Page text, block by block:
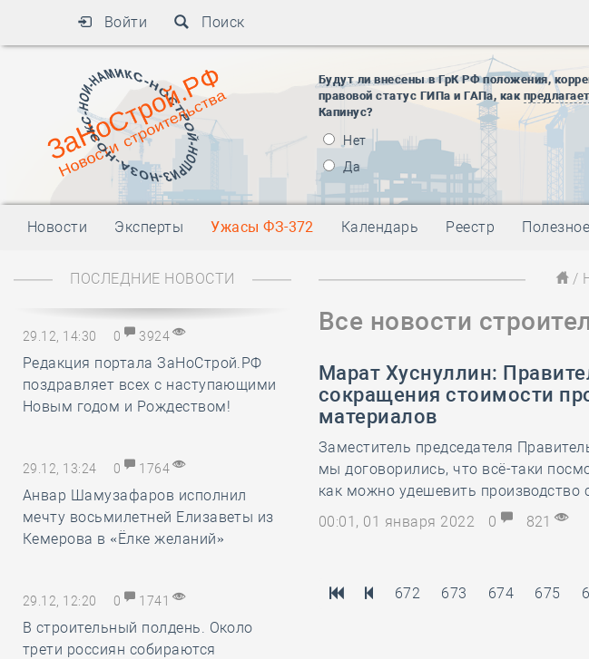
Войти Поиск
Будут ли внесены в ГрК РФ положения,
правовой статус ГИПа и ГАПа, как
Капинус?
Нет
Да
Новости Эксперты Ужасы ФЗ-372 Календарь Реестр Полезное
ПОСЛЕДНИЕ НОВОСТИ
29.12, 14:30 0 3924
Редакция портала ЗаНоСтрой.РФ
поздравляет всех с наступающими
Новым годом и Рождеством!
29.12, 13:24 0 1764
Анвар Шамузафаров исполнил
мечту восьмилетней Елизаветы из
Кемерова в «Ёлке желаний»
29.12, 12:20 0 1741
В строительный полдень. Около
трети россиян собираются
/
Все новости
Марат Хуснуллин:
сокращения стоимости
материалов
Заместитель председателя
мы договорились, что всё-таки
как можно удешевить производство
00:01, 01 января 2022
0 821
672 673 674 675